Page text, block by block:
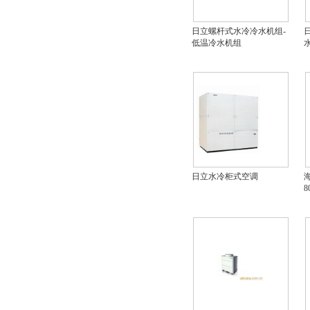
日立螺杆式水冷冷水机组-
低温冷水机组
日立水冷柜式空调